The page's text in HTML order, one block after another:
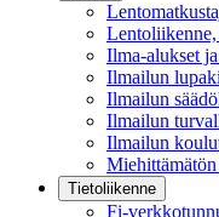
Ilma-alukset
Ilmailun
Ilmailun
Ilmailun
Ilmailun
Tietoliikenne
Fi-